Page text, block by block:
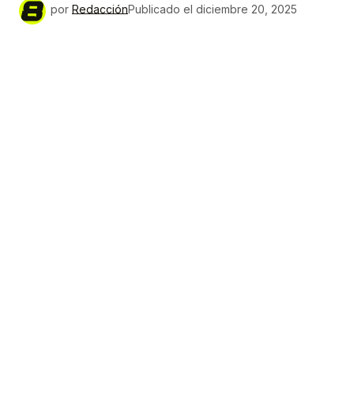
por RedacciónPublicado el diciembre 20, 2025